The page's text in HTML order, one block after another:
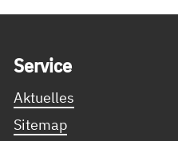
Ser­vice
Aktuelles
Sitemap